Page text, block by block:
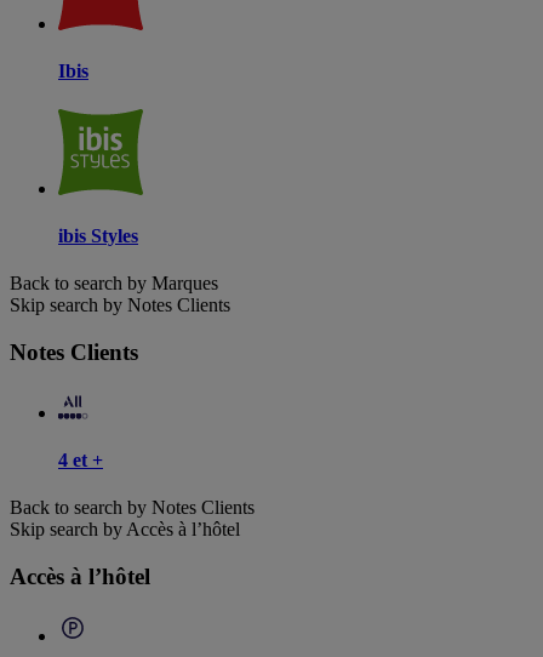
Ibis
ibis Styles
Back to search by Marques
Skip search by Notes Clients
Notes Clients
4 et +
Back to search by Notes Clients
Skip search by Accès à l’hôtel
Accès à l’hôtel